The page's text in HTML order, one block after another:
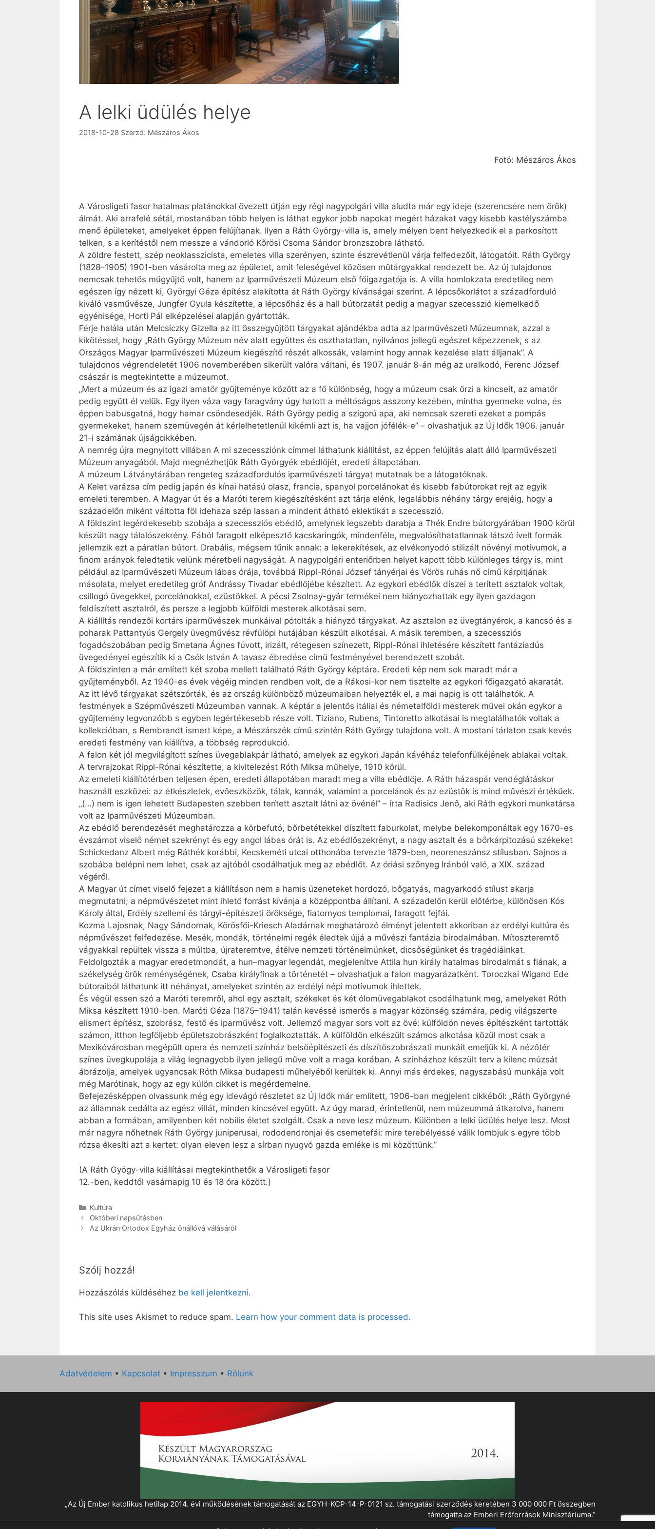
A lelki üdülés helye
2018-10-28 Szerző: Mészáros Ákos
Fotó: Mészáros Ákos
A Városligeti fasor hatalmas platánokkal övezett útján egy régi nagypolgári villa aludta már egy ideje (szerencsére nem örök)
álmát. Aki arrafelé sétál, mostanában több helyen is láthat egykor jobb napokat megért házakat vagy kisebb kastélyszámba
menő épületeket, amelyeket éppen felújítanak. Ilyen a Ráth György-villa is, amely mélyen bent helyezkedik el a parkosított
telken, s a kerítéstől nem messze a vándorló Kőrösi Csoma Sándor bronzszobra látható.
A zöldre festett, szép neoklasszicista, emeletes villa szerényen, szinte észrevétlenül várja felfedezőit, látogatóit. Ráth György
(1828–1905) 1901-ben vásárolta meg az épületet, amit feleségével közösen műtárgyakkal rendezett be. Az új tulajdonos
nemcsak tehetős műgyűjtő volt, hanem az Iparművészeti Múzeum első főigazgatója is. A villa homlokzata eredetileg nem
egészen így nézett ki, Györgyi Géza építész alakította át Ráth György kívánságai szerint. A lépcsőkorlátot a századforduló
kiváló vasművésze, Jungfer Gyula készítette, a lépcsőház és a hall bútorzatát pedig a magyar szecesszió kiemelkedő
egyénisége, Horti Pál elképzelései alapján gyártották.
Férje halála után Melcsiczky Gizella az itt összegyűjtött tárgyakat ajándékba adta az Iparművészeti Múzeumnak, azzal a
kikötéssel, hogy „Ráth György Múzeum név alatt együttes és oszthatatlan, nyilvános jellegű egészet képezzenek, s az
Országos Magyar Iparművészeti Múzeum kiegészítő részét alkossák, valamint hogy annak kezelése alatt álljanak”. A
tulajdonos végrendeletét 1906 novemberében sikerült valóra váltani, és 1907. január 8-án még az uralkodó, Ferenc József
császár is megtekintette a múzeumot.
„Mert a múzeum és az igazi amatőr gyűjteménye között az a fő különbség, hogy a múzeum csak őrzi a kincseit, az amatőr
pedig együtt él velük. Egy ilyen váza vagy faragvány úgy hatott a méltóságos asszony kezében, mintha gyermeke volna, és
éppen babusgatná, hogy hamar csöndesedjék. Ráth György pedig a szigorú apa, aki nemcsak szereti ezeket a pompás
gyermekeket, hanem szemüvegén át kérlelhetetlenül kikémli azt is, ha vajjon jófélék-e” – olvashatjuk az Új Idők 1906. január
21-i számának újságcikkében.
A nemrég újra megnyitott villában A mi szecessziónk címmel láthatunk kiállítást, az éppen felújítás alatt álló Iparművészeti
Múzeum anyagából. Majd megnézhetjük Ráth Györgyék ebédlőjét, eredeti állapotában.
A múzeum Látványtárában rengeteg századfordulós iparművészeti tárgyat mutatnak be a látogatóknak.
A Kelet varázsa cím pedig japán és kínai hatású olasz, francia, spanyol porcelánokat és kisebb fabútorokat rejt az egyik
emeleti teremben. A Magyar út és a Maróti terem kiegészítésként azt tárja elénk, legalábbis néhány tárgy erejéig, hogy a
századelőn miként váltotta föl idehaza szép lassan a mindent átható eklektikát a szecesszió.
A földszint legérdekesebb szobája a szecessziós ebédlő, amelynek legszebb darabja a Thék Endre bútorgyárában 1900 körül
készült nagy tálalószekrény. Fából faragott elképesztő kacskaringók, mindenféle, megvalósíthatatlannak látszó ívelt formák
jellemzik ezt a páratlan bútort. Drabális, mégsem tűnik annak: a lekerekítések, az elvékonyodó stilizált növényi motívumok, a
finom arányok feledtetik velünk méretbeli nagyságát. A nagypolgári enteriőrben helyet kapott több különleges tárgy is, mint
például az Iparművészeti Múzeum lábas órája, továbbá Rippl-Rónai József tányérjai és Vörös ruhás nő című kárpitjának
másolata, melyet eredetileg gróf Andrássy Tivadar ebédlőjébe készített. Az egykori ebédlők díszei a terített asztalok voltak,
csillogó üvegekkel, porcelánokkal, ezüstökkel. A pécsi Zsolnay-gyár termékei nem hiányozhattak egy ilyen gazdagon
feldíszített asztalról, és persze a legjobb külföldi mesterek alkotásai sem.
A kiállítás rendezői kortárs iparművészek munkáival pótolták a hiányzó tárgyakat. Az asztalon az üvegtányérok, a kancsó és a
poharak Pattantyús Gergely üvegművész révfülöpi hutájában készült alkotásai. A másik teremben, a szecessziós
fogadószobában pedig Smetana Ágnes fúvott, irizált, rétegesen színezett, Rippl-Rónai ihletésére készített fantáziadús
üvegedényei egészítik ki a Csók István A tavasz ébredése című festményével berendezett szobát.
A földszinten a már említett két szoba mellett található Ráth György képtára. Eredeti kép nem sok maradt már a
gyűjteményből. Az 1940-es évek végéig minden rendben volt, de a Rákosi-kor nem tisztelte az egykori főigazgató akaratát.
Az itt lévő tárgyakat szétszórták, és az ország különböző múzeumaiban helyezték el, a mai napig is ott találhatók. A
festmények a Szépművészeti Múzeumban vannak. A képtár a jelentős itáliai és németalföldi mesterek művei okán egykor a
gyűjtemény legvonzóbb s egyben legértékesebb része volt. Tiziano, Rubens, Tintoretto alkotásai is megtalálhatók voltak a
kollekcióban, s Rembrandt ismert képe, a Mészárszék című szintén Ráth György tulajdona volt. A mostani tárlaton csak kevés
eredeti festmény van kiállítva, a többség reprodukció.
A falon két jól megvilágított színes üvegablakpár látható, amelyek az egykori Japán kávéház telefonfülkéjének ablakai voltak.
A tervrajzokat Rippl-Rónai készítette, a kivitelezést Róth Miksa műhelye, 1910 körül.
Az emeleti kiállítótérben teljesen épen, eredeti állapotában maradt meg a villa ebédlője. A Ráth házaspár vendéglátáskor
használt eszközei: az étkészletek, evőeszközök, tálak, kannák, valamint a porcelánok és az ezüstök is mind művészi értékűek.
„(…) nem is igen lehetett Budapesten szebben terített asztalt látni az övénél” – írta Radisics Jenő, aki Ráth egykori munkatársa
volt az Iparművészeti Múzeumban.
Az ebédlő berendezését meghatározza a körbefutó, bőrbetétekkel díszített faburkolat, melybe belekomponáltak egy 1670-es
évszámot viselő német szekrényt és egy angol lábas órát is. Az ebédlőszekrényt, a nagy asztalt és a bőrkárpitozású székeket
Schickedanz Albert még Ráthék korábbi, Kecskeméti utcai otthonába tervezte 1879-ben, neoreneszánsz stílusban. Sajnos a
szobába belépni nem lehet, csak az ajtóból csodálhatjuk meg az ebédlőt. Az óriási szőnyeg Iránból való, a XIX. század
végéről.
A Magyar út címet viselő fejezet a kiállításon nem a hamis üzeneteket hordozó, bőgatyás, magyarkodó stílust akarja
megmutatni; a népművészetet mint ihlető forrást kívánja a középpontba állítani. A századelőn kerül előtérbe, különösen Kós
Károly által, Erdély szellemi és tárgyi-építészeti öröksége, fiatornyos templomai, faragott fejfái.
Kozma Lajosnak, Nagy Sándornak, Körösfői-Kriesch Aladárnak meghatározó élményt jelentett akkoriban az erdélyi kultúra és
népművészet felfedezése. Mesék, mondák, történelmi regék éledtek újjá a művészi fantázia birodalmában. Mítoszteremtő
vágyakkal repültek vissza a múltba, újrateremtve, átélve nemzeti történelmünket, dicsőségünket és tragédiáinkat.
Feldolgozták a magyar eredetmondát, a hun–magyar legendát, megjelenítve Attila hun király hatalmas birodalmát s fiának, a
székelység örök reménységének, Csaba királyfinak a történetét – olvashatjuk a falon magyarázatként. Toroczkai Wigand Ede
bútoraiból láthatunk itt néhányat, amelyeket szintén az erdélyi népi motívumok ihlettek.
És végül essen szó a Maróti teremről, ahol egy asztalt, székeket és két ólomüvegablakot csodálhatunk meg, amelyeket Róth
Miksa készített 1910-ben. Maróti Géza (1875–1941) talán kevéssé ismerős a magyar közönség számára, pedig világszerte
elismert építész, szobrász, festő és iparművész volt. Jellemző magyar sors volt az övé: külföldön neves építészként tartották
számon, itthon legföljebb épületszobrászként foglalkoztatták. A külföldön elkészült számos alkotása közül most csak a
Mexikóvárosban megépült opera és nemzeti színház belsőépítészeti és díszítőszobrászati munkáit emeljük ki. A nézőtér
színes üvegkupolája a világ legnagyobb ilyen jellegű műve volt a maga korában. A színházhoz készült terv a kilenc múzsát
ábrázolja, amelyek ugyancsak Róth Miksa budapesti műhelyéből kerültek ki. Annyi más érdekes, nagyszabású munkája volt
még Marótinak, hogy az egy külön cikket is megérdemelne.
Befejezésképpen olvassunk még egy idevágó részletet az Új Idők már említett, 1906-ban megjelent cikkéből: „Ráth Györgyné
az államnak cedálta az egész villát, minden kincsével együtt. Az úgy marad, érintetlenül, nem múzeummá átkarolva, hanem
abban a formában, amilyenben két nobilis életet szolgált. Csak a neve lesz múzeum. Különben a lelki üdülés helye lesz. Most
már nagyra nőhetnek Ráth György juniperusai, rododendronjai és csemetefái: mire terebélyessé válik lombjuk s egyre több
rózsa ékesíti azt a kertet: olyan eleven lesz a sírban nyugvó gazda emléke is mi közöttünk.”
(A Ráth Gyögy-villa kiállításai megtekinthetők a Városligeti fasor
12.-ben, keddtől vasárnapig 10 és 18 óra között.)
Kategória
Kultúra
Októberi napsütésben
Az Ukrán Ortodox Egyház önállóvá válásáról
Szólj hozzá!
Hozzászólás küldéséhez be kell jelentkezni.
This site uses Akismet to reduce spam. Learn how your comment data is processed.
Adatvédelem • Kapcsolat • Impresszum • Rólunk
„Az Új Ember katolikus hetilap 2014. évi működésének támogatását az EGYH-KCP-14-P-0121 sz. támogatási szerződés keretében 3 000 000 Ft összegben
támogatta az Emberi Erőforrások Minisztériuma.”